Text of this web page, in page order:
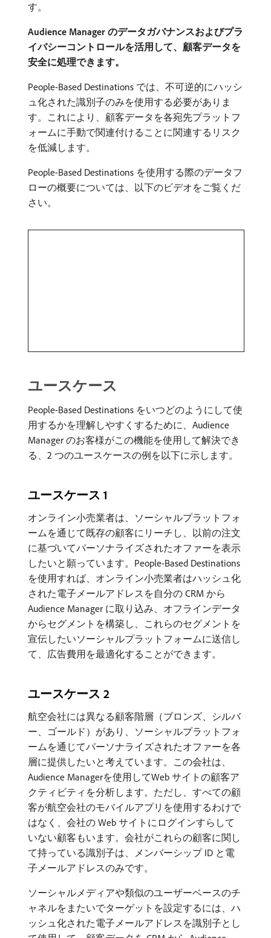
す。
Audience Manager のデータガバナンスおよびプラ
イバシーコントロールを活用して、顧客データを
安全に処理できます。
People-Based Destinations では、不可逆的にハッシ
ュ化された識別子のみを使用する必要がありま
す。これにより、顧客データを各宛先プラットフ
ォームに手動で関連付けることに関連するリスク
を低減します。
People-Based Destinations を使用する際のデータフ
ローの概要については、以下のビデオをご覧くだ
さい。
ユースケース
People-Based Destinations をいつどのようにして使
用するかを理解しやすくするために、Audience
Manager のお客様がこの機能を使用して解決でき
る、2 つのユースケースの例を以下に示します。
ユースケース 1
オンライン小売業者は、ソーシャルプラットフォ
ームを通じて既存の顧客にリーチし、以前の注文
に基づいてパーソナライズされたオファーを表示
したいと願っています。People-Based Destinations
を使用すれば、オンライン小売業者はハッシュ化
された電子メールアドレスを自分の CRM から
Audience Manager に取り込み、オフラインデータ
からセグメントを構築し、これらのセグメントを
宣伝したいソーシャルプラットフォームに送信し
て、広告費用を最適化することができます。
ユースケース 2
航空会社には異なる顧客階層（ブロンズ、シルバ
ー、ゴールド）があり、ソーシャルプラットフォ
ームを通じてパーソナライズされたオファーを各
層に提供したいと考えています。この会社は、
Audience Managerを使用してWeb サイトの顧客ア
クティビティを分析します。ただし、すべての顧
客が航空会社のモバイルアプリを使用するわけで
はなく、会社の Web サイトにログインすらして
いない顧客もいます。会社がこれらの顧客に関し
て持っている識別子は、メンバーシップ ID と電
子メールアドレスのみです。
ソーシャルメディアや類似のユーザーベースのチ
ャネルをまたいでターゲットを設定するには、ハ
ッシュ化された電子メールアドレスを識別子とし